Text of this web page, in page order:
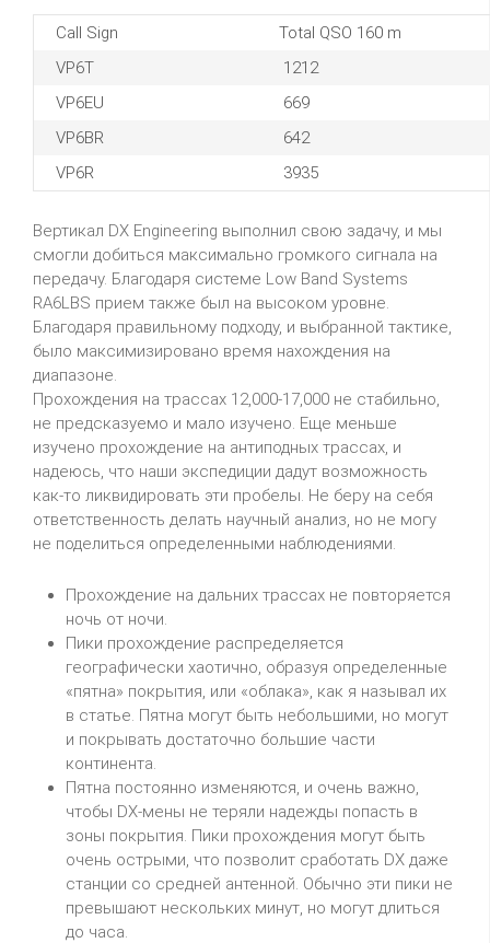
Call Sign
Total QSO 160 m
VP6T
1212
VP6EU
669
VP6BR
642
VP6R
3935
Вертикал DX Engineering выполнил свою задачу, и мы
смогли добиться максимально громкого сигнала на
передачу. Благодаря системе Low Band Systems
RA6LBS прием также был на высоком уровне.
Благодаря правильному подходу, и выбранной тактике,
было максимизировано время нахождения на
диапазоне.
Прохождения на трассах 12,000-17,000 не стабильно,
не предсказуемо и мало изучено. Еще меньше
изучено прохождение на антиподных трассах, и
надеюсь, что наши экспедиции дадут возможность
как-то ликвидировать эти пробелы. Не беру на себя
ответственность делать научный анализ, но не могу
не поделиться определенными наблюдениями.
Прохождение на дальних трассах не повторяется
ночь от ночи.
Пики прохождение распределяется
географически хаотично, образуя определенные
«пятна» покрытия, или «облака», как я называл их
в статье. Пятна могут быть небольшими, но могут
и покрывать достаточно большие части
континента.
Пятна постоянно изменяются, и очень важно,
чтобы DX-мены не теряли надежды попасть в
зоны покрытия. Пики прохождения могут быть
очень острыми, что позволит сработать DX даже
станции со средней антенной. Обычно эти пики не
превышают нескольких минут, но могут длиться
до часа.